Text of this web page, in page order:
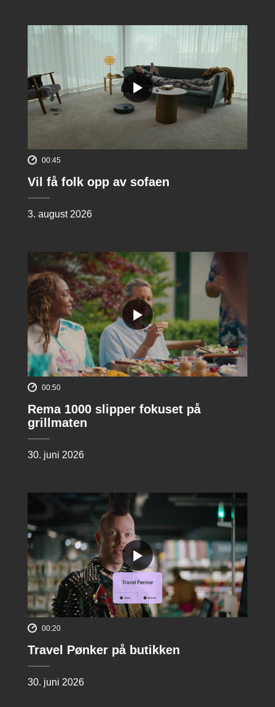
00:45
Vil få folk opp av sofaen
3. august 2026
00:50
Rema 1000 slipper fokuset på
grillmaten
30. juni 2026
00:20
Travel Pønker på butikken
30. juni 2026